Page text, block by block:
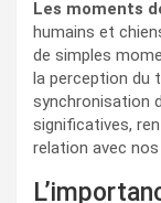
Les moments
humains et
de simples
la perception du
synchronisation
significatives,
relation avec